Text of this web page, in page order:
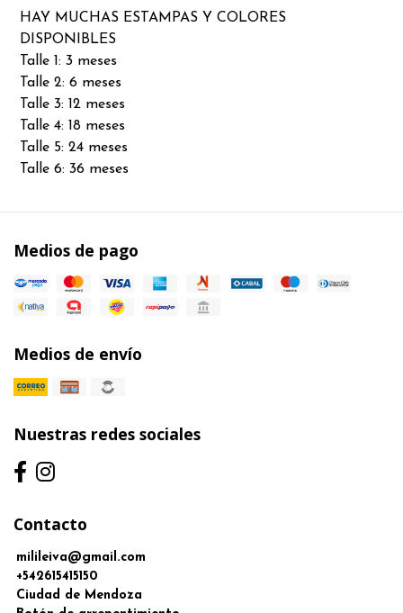
HAY MUCHAS ESTAMPAS Y COLORES
DISPONIBLES
Talle 1: 3 meses
Talle 2: 6 meses
Talle 3: 12 meses
Talle 4: 18 meses
Talle 5: 24 meses
Talle 6: 36 meses
Medios de pago
Medios de envío
Nuestras redes sociales
Contacto
milileiva@gmail.com
+542615415150
Ciudad de Mendoza